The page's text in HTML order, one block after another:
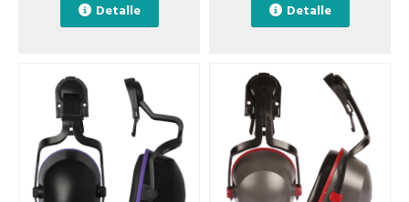
Detalle Detalle